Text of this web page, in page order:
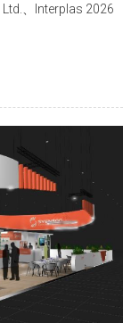
、Interplas 2026